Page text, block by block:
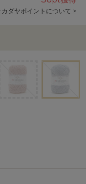
カダヤポイントについて >